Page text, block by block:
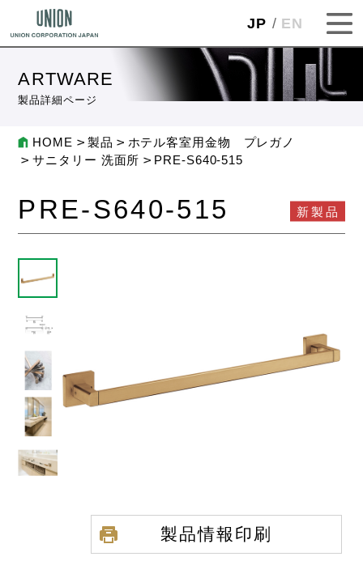
JP EN
ARTWARE
製品詳細ページ
HOME 製品
ホテル客室用金物 プレガノ
サニタリー 洗面所
PRE-S640-515
PRE-S640-515 新製品
製品情報印刷